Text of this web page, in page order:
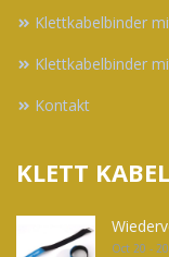
Klettkabelbinder
Klettkabelbinder
Kontakt
KLETT
Oct 20 -